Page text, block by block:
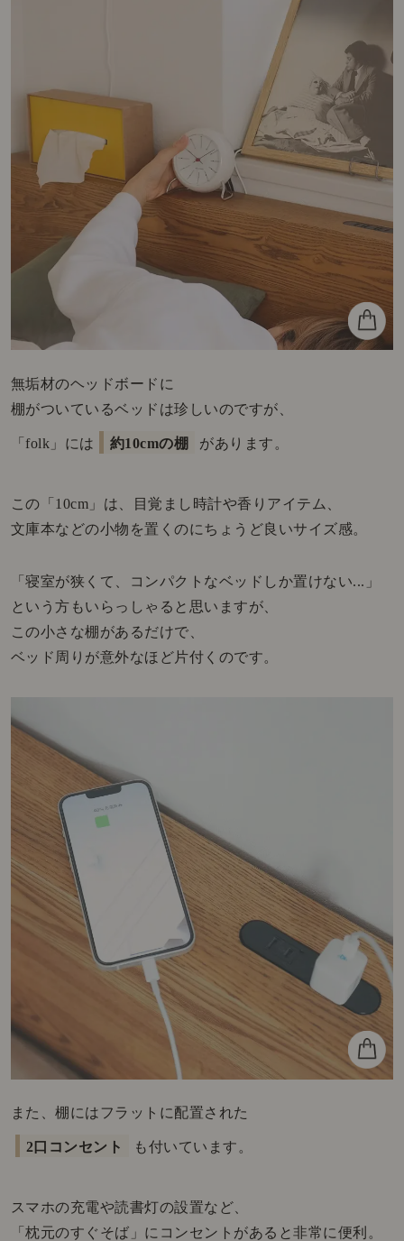
無垢材のヘッドボードに
棚がついているベッドは珍しいのですが、
「folk」には 約10cmの棚 があります。
この「10cm」は、目覚まし時計や香りアイテム、
文庫本などの小物を置くのにちょうど良いサイズ感。
「寝室が狭くて、コンパクトなベッドしか置けない...」
という方もいらっしゃると思いますが、
この小さな棚があるだけで、
ベッド周りが意外なほど片付くのです。
また、棚にはフラットに配置された
2口コンセント も付いています。
スマホの充電や読書灯の設置など、
「枕元のすぐそば」にコンセントがあると非常に便利。